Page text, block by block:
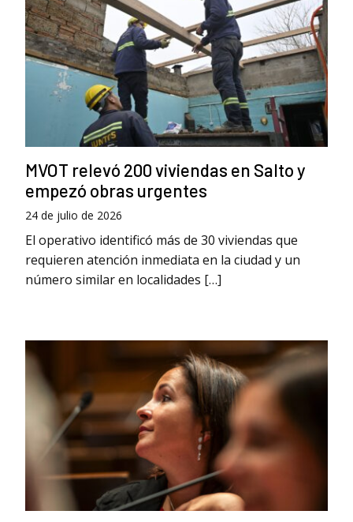
MVOT relevó 200 viviendas en Salto y
empezó obras urgentes
24 de julio de 2026
El operativo identificó más de 30 viviendas que
requieren atención inmediata en la ciudad y un
número similar en localidades […]